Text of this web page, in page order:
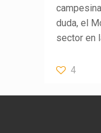
duda, el
sector en
4